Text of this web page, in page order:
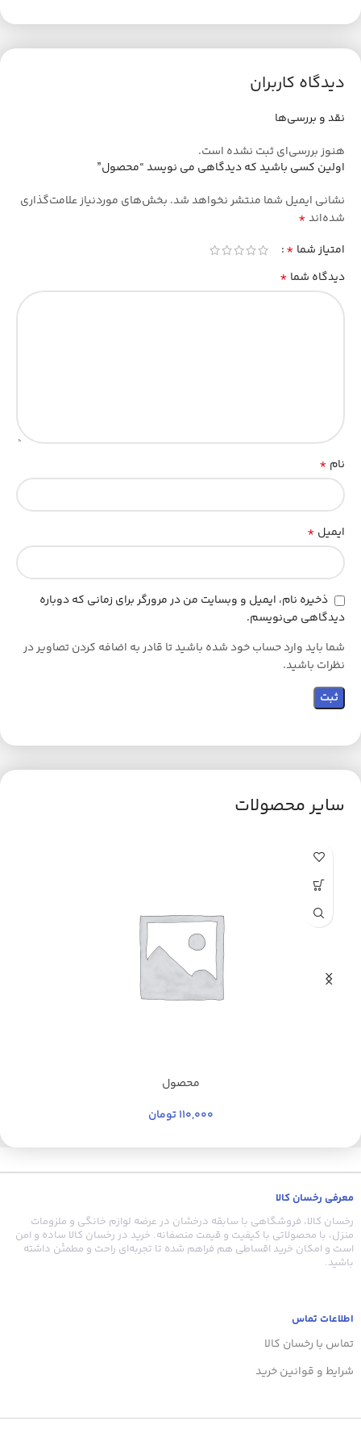
دیدگاه کاربران
نقد و بررسی‌ها
هنوز بررسی‌ای ثبت نشده است.
اولین کسی باشید که دیدگاهی می نویسد “محصول”
نشانی ایمیل شما منتشر نخواهد شد. بخش‌های موردنیاز علامت‌گذاری
شده‌اند*
امتیاز شما *
دیدگاه شما *
نام *
ایمیل *
ذخیره نام، ایمیل و وبسایت من در مرورگر برای زمانی که دوباره
دیدگاهی می‌نویسم.
شما باید وارد حساب خود شده باشید تا قادر به اضافه کردن تصاویر در
نظرات باشید.
سایر محصولات
محصول
110,000 تومان
معرفی رخسان کالا
رخسان کالا، فروشگاهی با سابقه درخشان در عرضه لوازم خانگی و ملزومات
منزل، با محصولاتی با کیفیت و قیمت منصفانه. خرید در رخسان کالا ساده و امن
است و امکان خرید اقساطی هم فراهم شده تا تجربه‌ای راحت و مطمئن داشته
باشید.
اطلاعات تماس
تماس با رخسان کالا
شرایط و قوانین خرید